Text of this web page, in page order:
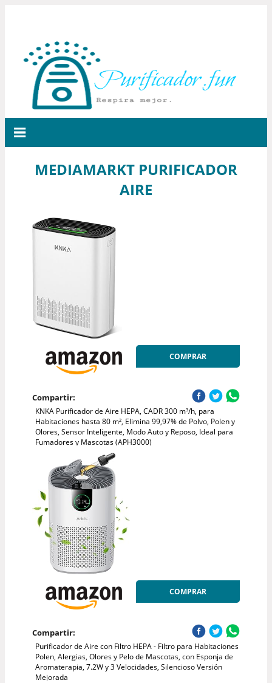
MEDIAMARKT PURIFICADOR
AIRE
COMPRAR
Compartir:
KNKA Purificador de Aire HEPA, CADR 300 m³/h, para
Habitaciones hasta 80 m², Elimina 99,97% de Polvo, Polen y
Olores, Sensor Inteligente, Modo Auto y Reposo, Ideal para
Fumadores y Mascotas (APH3000)
COMPRAR
Compartir:
Purificador de Aire con Filtro HEPA - Filtro para Habitaciones
Polen, Alergias, Olores y Pelo de Mascotas, con Esponja de
Aromaterapia, 7.2W y 3 Velocidades, Silencioso Versión
Mejorada